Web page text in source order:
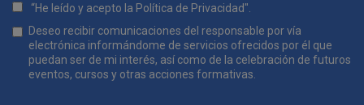
“He leído y acepto la Política de Privacidad".
Lopd*
Deseo recibir comunicaciones del responsable por vía
electrónica informándome de servicios ofrecidos por él que
puedan ser de mi interés, así como de la celebración de futuros
eventos, cursos y otras acciones formativas.